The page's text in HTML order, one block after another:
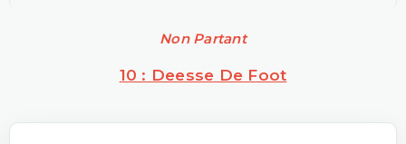
Non Partant
10 : Deesse De Foot